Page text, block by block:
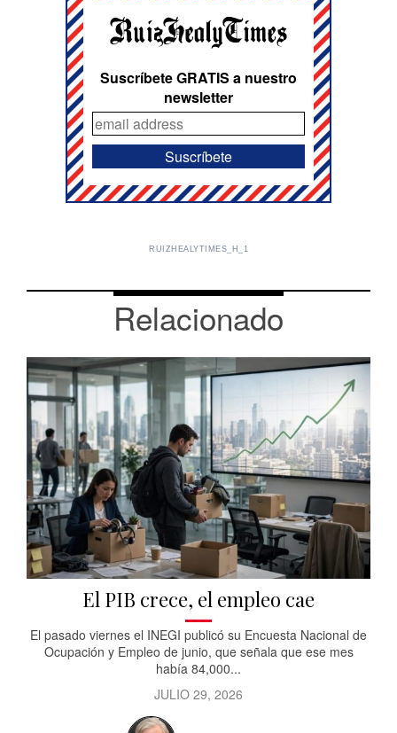
Suscríbete GRATIS a nuestro
newsletter
RUIZHEALYTIMES_H_1
Relacionado
El PIB crece, el empleo cae
El pasado viernes el INEGI publicó su Encuesta Nacional de
Ocupación y Empleo de junio, que señala que ese mes
había 84,000...
JULIO 29, 2026